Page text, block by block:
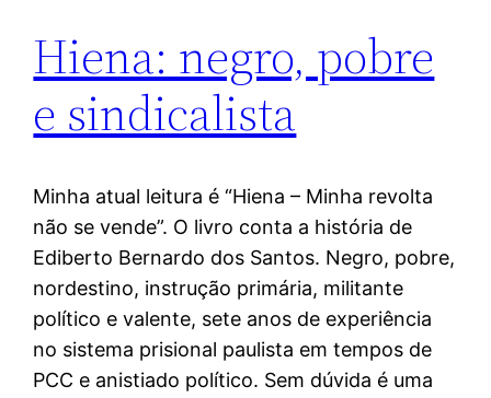
Hiena: negro, pobre
e sindicalista
Minha atual leitura é “Hiena – Minha revolta
não se vende”. O livro conta a história de
Ediberto Bernardo dos Santos. Negro, pobre,
nordestino, instrução primária, militante
político e valente, sete anos de experiência
no sistema prisional paulista em tempos de
PCC e anistiado político. Sem dúvida é uma